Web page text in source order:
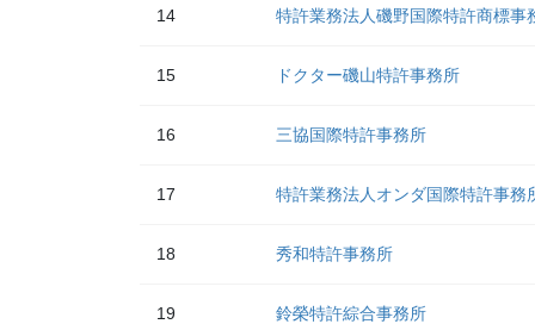
14 特許業務法人磯野国際特許商標事
15 ドクター磯山特許事務所
16 三協国際特許事務所
17 特許業務法人オンダ国際特許事務
18 秀和特許事務所
19 鈴榮特許綜合事務所